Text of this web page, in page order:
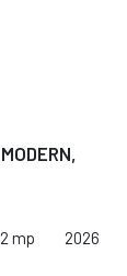
mp 2026